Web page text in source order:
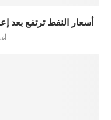
أسعار النفط ترتفع بعد